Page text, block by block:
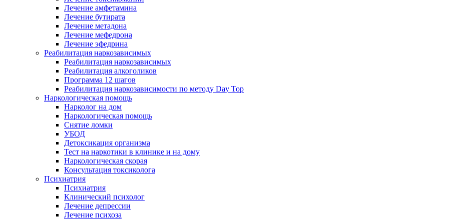
Лечение амфетамина
Лечение бутирата
Лечение метадона
Лечение мефедрона
Лечение эфедрина
Реабилитация наркозависимых
Реабилитация наркозависимых
Реабилитация алкоголиков
Программа 12 шагов
Реабилитация наркозависимости по методу Day Top
Наркологическая помощь
Нарколог на дом
Наркологическая помощь
Снятие ломки
УБОД
Детоксикация организма
Тест на наркотики в клинике и на дому
Наркологическая скорая
Консультация токсиколога
Психиатрия
Психиатрия
Клинический психолог
Лечение депрессии
Лечение психоза